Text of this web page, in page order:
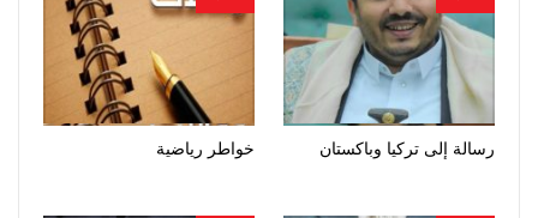
رسالة إلى تركيا وباكستان خواطر رياضية